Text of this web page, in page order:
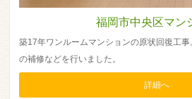
福岡市中央区マン
築17年ワンルームマンションの原状回復工
の補修などを行いました。
詳細へ